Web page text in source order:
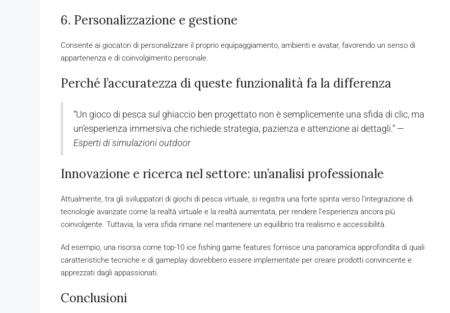
6. Personalizzazione e gestione
Consente ai giocatori di personalizzare il proprio equipaggiamento, ambienti e avatar, favorendo un senso di
appartenenza e di coinvolgimento personale.
Perché l’accuratezza di queste funzionalità fa la differenza
“Un gioco di pesca sul ghiaccio ben progettato non è semplicemente una sfida di clic, ma
un’esperienza immersiva che richiede strategia, pazienza e attenzione ai dettagli.” —
Esperti di simulazioni outdoor
Innovazione e ricerca nel settore: un’analisi professionale
Attualmente, tra gli sviluppatori di giochi di pesca virtuale, si registra una forte spinta verso l’integrazione di
tecnologie avanzate come la realtà virtuale e la realtà aumentata, per rendere l’esperienza ancora più
coinvolgente. Tuttavia, la vera sfida rimane nel mantenere un equilibrio tra realismo e accessibilità.
Ad esempio, una risorsa come top-10 ice fishing game features fornisce una panoramica approfondita di quali
caratteristiche tecniche e di gameplay dovrebbero essere implementate per creare prodotti convincente e
apprezzati dagli appassionati.
Conclusioni